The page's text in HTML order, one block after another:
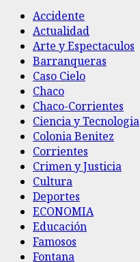
Accidente
Actualidad
Arte y Espectaculos
Barranqueras
Caso Cielo
Chaco
Chaco-Corrientes
Ciencia y Tecnologia
Colonia Benitez
Corrientes
Crimen y Justicia
Cultura
Deportes
ECONOMIA
Educación
Famosos
Fontana